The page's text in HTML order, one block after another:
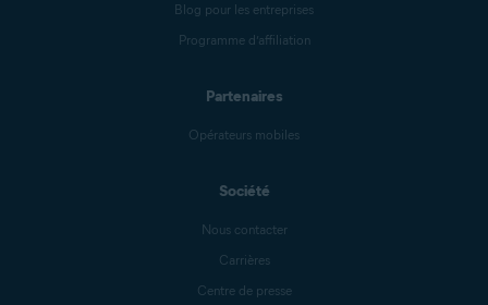
Blog pour les entreprises
Programme d’affiliation
Partenaires
Opérateurs mobiles
Société
Nous contacter
Carrières
Centre de presse